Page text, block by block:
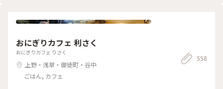
茶室で ゆっくりお茶をしたいです☕️🫖 ⁡ 2026.5.25 📸 ⁡ #旧古河
おにぎりカフェ 利さく
おにぎりカフェ りさく
上野・浅草・御徒町・谷中
ごはん, カフェ
558